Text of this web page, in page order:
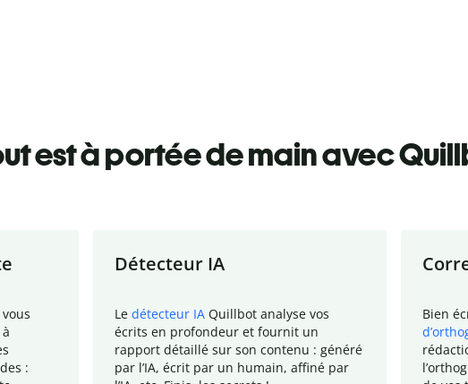
est à portée de main avec
:
Détecteur IA
Le détecteur IA Quillbot analyse vos
écrits en profondeur et fournit un
rapport détaillé sur son contenu : généré
par l’IA, écrit par un humain, affiné par
Bien
d’
l’